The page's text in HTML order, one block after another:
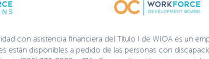
con asistencia financiera del Título I de WIOA es un
están disponibles a pedido de las personas con